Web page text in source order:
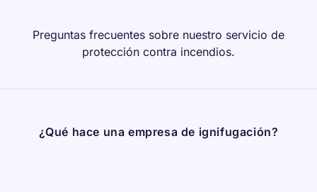
Preguntas frecuentes sobre nuestro servicio de
protección contra incendios.
¿Qué hace una empresa de ignifugación?